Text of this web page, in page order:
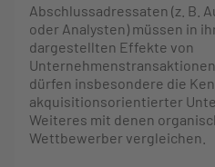
Abschlussadressaten (z. B.
oder Analysten) müssen in
dargestellten Effekte von
dürfen insbesondere die
akquisitionsorientierter
Weiteres mit denen
Wettbewerber vergleichen.